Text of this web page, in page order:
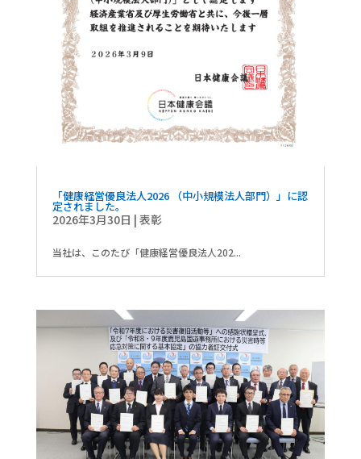
「健康経営優良法人2026 （中小規模法人部門）」に認
定されました。
2026年3月30日 | 表彰
当社は、このたび「健康経営優良法人202...